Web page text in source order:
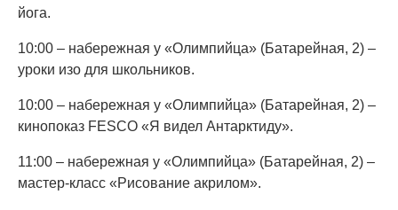
йога.
10:00 – набережная у «Олимпийца» (Батарейная, 2) –
уроки изо для школьников.
10:00 – набережная у «Олимпийца» (Батарейная, 2) –
кинопоказ FESCO «Я видел Антарктиду».
11:00 – набережная у «Олимпийца» (Батарейная, 2) –
мастер-класс «Рисование акрилом».